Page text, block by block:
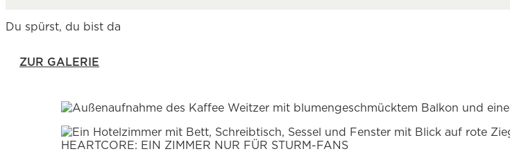
Du spürst, du bist da
ZUR GALERIE
HEARTCORE: EIN ZIMMER NUR FÜR STURM-FANS